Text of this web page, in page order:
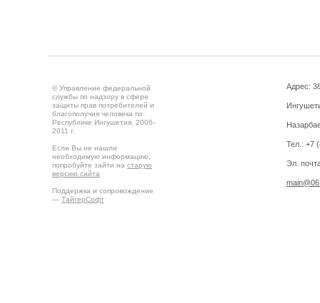
© Управление федеральной
службы по надзору в сфере
защиты прав потребителей и
благополучия человека по
Республике Ингушетия, 2006-
2011 г.
Если Вы не нашли
необходимую информацию,
попробуйте зайти на старую
версию сайта
Поддержка и сопровождение
— ТайгерСофт
Адрес:
Тел.: +7
Эл.